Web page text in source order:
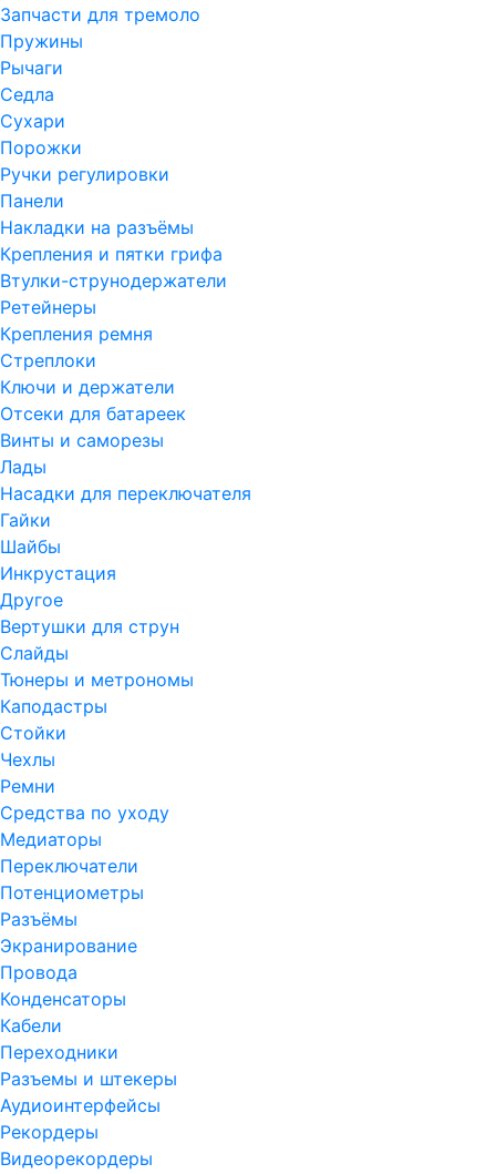
Запчасти для тремоло
Пружины
Рычаги
Седла
Сухари
Порожки
Ручки регулировки
Панели
Накладки на разъёмы
Крепления и пятки грифа
Втулки-струнодержатели
Ретейнеры
Крепления ремня
Стреплоки
Ключи и держатели
Отсеки для батареек
Винты и саморезы
Лады
Насадки для переключателя
Гайки
Шайбы
Инкрустация
Другое
Вертушки для струн
Слайды
Тюнеры и метрономы
Каподастры
Стойки
Чехлы
Ремни
Средства по уходу
Медиаторы
Переключатели
Потенциометры
Разъёмы
Экранирование
Провода
Конденсаторы
Кабели
Переходники
Разъемы и штекеры
Аудиоинтерфейсы
Рекордеры
Видеорекордеры